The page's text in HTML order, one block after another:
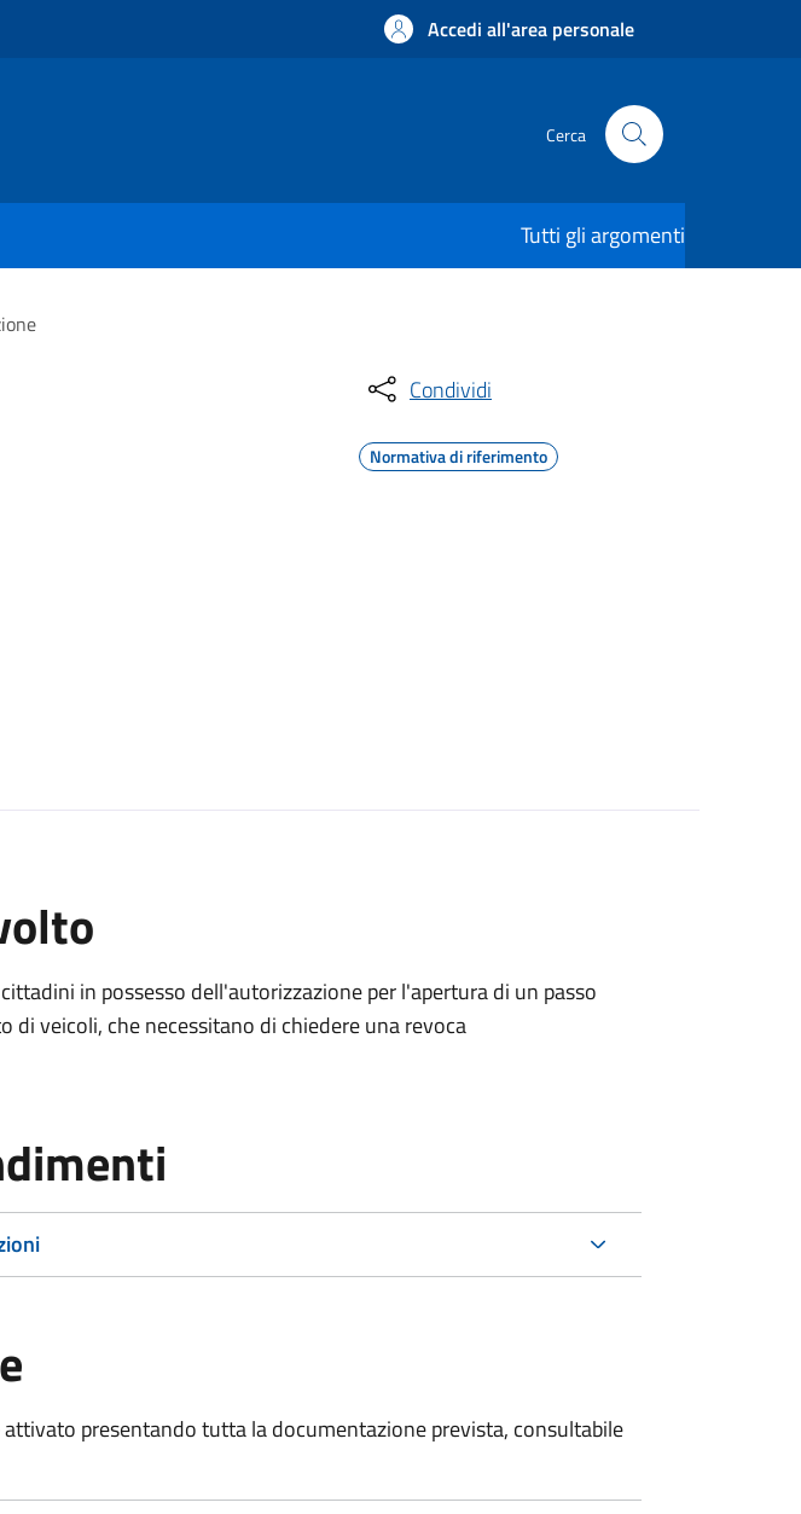
Accedi all'area personale
Cerca
Tutti gli argomenti
Condividi
Normativa di riferimento
in possesso dell'autorizzazione per l'apertura di un passo
di veicoli, che necessitano di chiedere una revoca
attivato presentando tutta la documentazione prevista, consultabile